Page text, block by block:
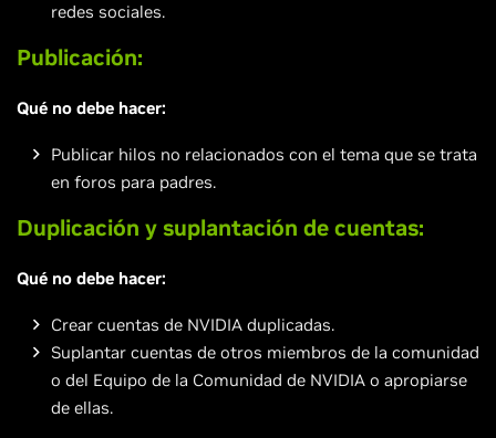
redes sociales.
Publicación:
Qué no debe hacer:
Publicar hilos no relacionados con el tema que se trata
en foros para padres.
Duplicación y suplantación de cuentas:
Qué no debe hacer:
Crear cuentas de NVIDIA duplicadas.
Suplantar cuentas de otros miembros de la comunidad
o del Equipo de la Comunidad de NVIDIA o apropiarse
de ellas.